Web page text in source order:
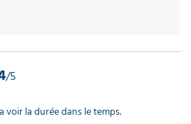
/5
la durée dans le temps.